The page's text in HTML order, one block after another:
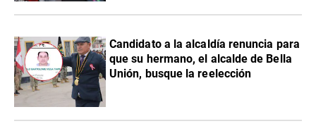
Candidato a la alcaldía renuncia para
que su hermano, el alcalde de Bella
Unión, busque la reelección